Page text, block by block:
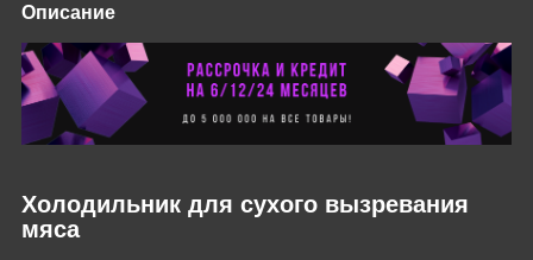
Описание
Холодильник для сухого вызревания
мяса